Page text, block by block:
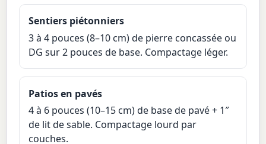
Sentiers piétonniers
3 à 4 pouces (8–10 cm) de pierre concassée ou
DG sur 2 pouces de base. Compactage léger.
Patios en pavés
4 à 6 pouces (10–15 cm) de base de pavé + 1″
de lit de sable. Compactage lourd par
couches.